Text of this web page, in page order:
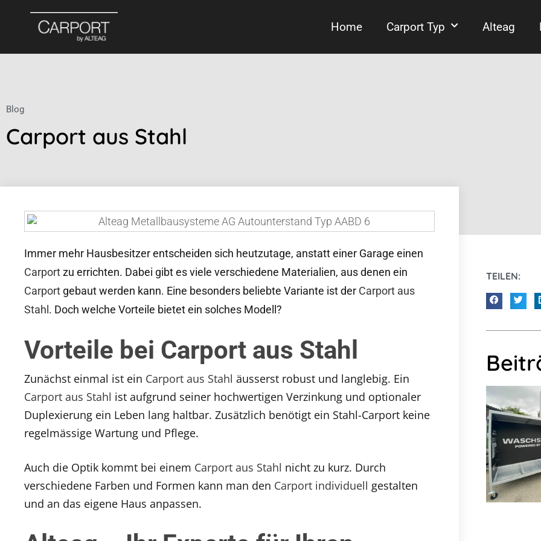
Home Carport Typ Alteag
Blog
Carport aus Stahl
Immer mehr Hausbesitzer entscheiden sich heutzutage, anstatt einer Garage einen
Carportzu errichten. Dabei gibt es viele verschiedene Materialien, aus denen ein
Carport gebaut werden kann. Eine besonders beliebte Variante ist der Carport aus
Stahl . Doch welche Vorteile bietet ein solches Modell?
Vorteile bei Carport aus Stahl
Zunächst einmal ist ein Carport aus Stahl äusserst robust und langlebig. Ein
Carport aus Stahl ist aufgrund seiner hochwertigen Verzinkung und optionaler
Duplexierung ein Leben lang haltbar. Zusätzlich benötigt ein Stahl-Carport keine
regelmässige Wartung und Pflege.
Auch die Optik kommt bei einem Carport aus Stahl nicht zu kurz. Durch
verschiedene Farben und Formen kann man den Carport individuell gestalten
und an das eigene Haus anpassen.
TEILEN: